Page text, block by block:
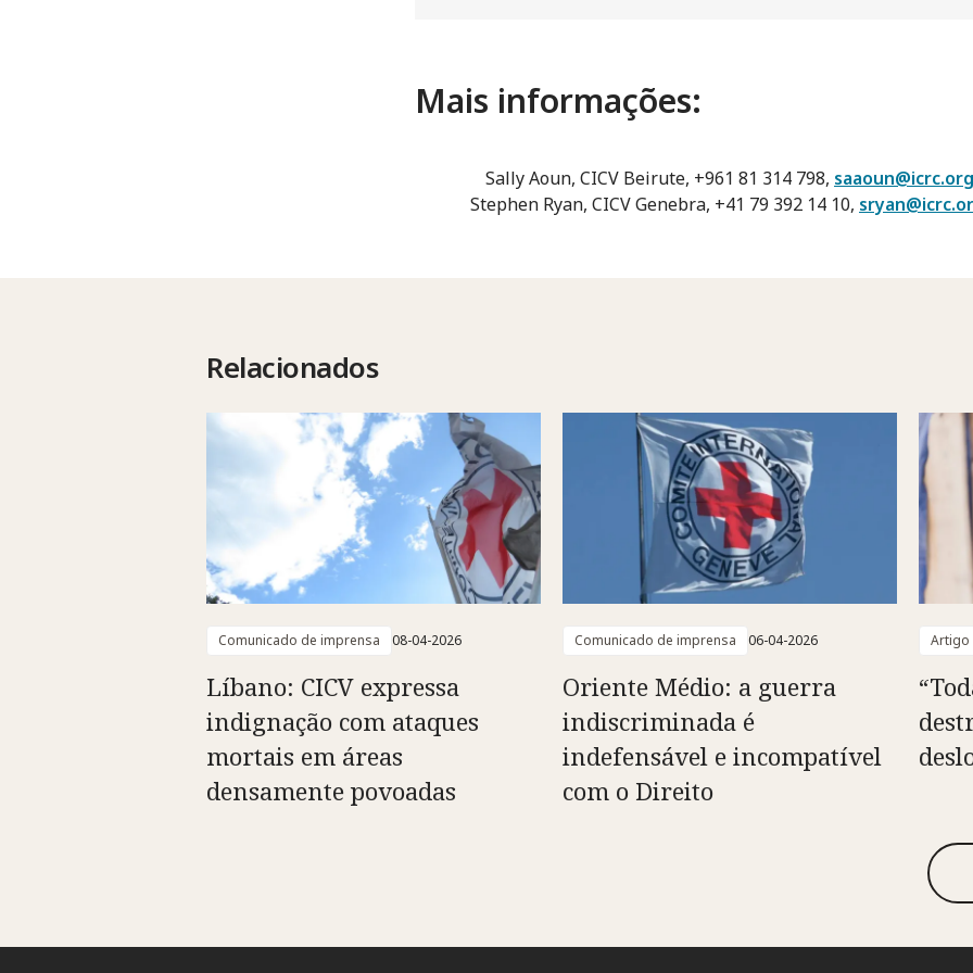
Mais informações:
Sally Aoun, CICV Beirute, +961 81 314 798, saaoun@icrc.org
Stephen Ryan, CICV Genebra, +41 79 392 14 10,
Relacionados
Comunicado de imprensa 08-04-2026
Líbano: CICV expressa
indignação com ataques
mortais em áreas
densamente povoadas
Comunicado de imprensa 06-04-2026
Oriente Médio: a guerra
indiscriminada é
indefensável e incompatível
com o Direito
Artigo